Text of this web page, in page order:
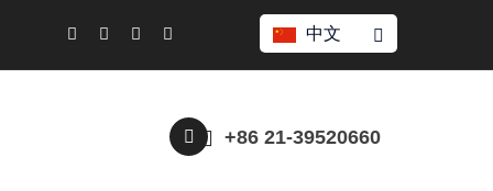
中文
+86 21-39520660